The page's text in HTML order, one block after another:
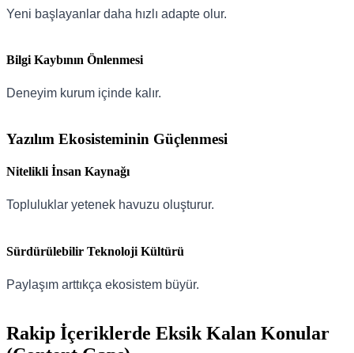
Yeni başlayanlar daha hızlı adapte olur.
Bilgi Kaybının Önlenmesi
Deneyim kurum içinde kalır.
Yazılım Ekosisteminin Güçlenmesi
Nitelikli İnsan Kaynağı
Topluluklar yetenek havuzu oluşturur.
Sürdürülebilir Teknoloji Kültürü
Paylaşım arttıkça ekosistem büyür.
Rakip İçeriklerde Eksik Kalan Konular